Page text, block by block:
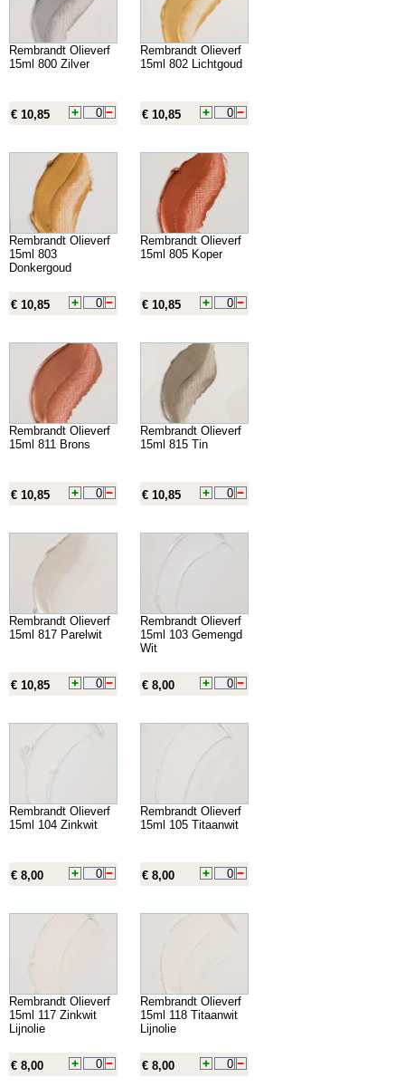
Rembrandt Olieverf
15ml 800 Zilver
€ 10,85
Rembrandt Olieverf
15ml 802 Lichtgoud
€ 10,85
Rembrandt Olieverf
15ml 803
Donkergoud
€ 10,85
Rembrandt Olieverf
15ml 805 Koper
€ 10,85
Rembrandt Olieverf
15ml 811 Brons
€ 10,85
Rembrandt Olieverf
15ml 815 Tin
€ 10,85
Rembrandt Olieverf
15ml 817 Parelwit
€ 10,85
Rembrandt Olieverf
15ml 103 Gemengd
Wit
€ 8,00
Rembrandt Olieverf
15ml 104 Zinkwit
€ 8,00
Rembrandt Olieverf
15ml 105 Titaanwit
€ 8,00
Rembrandt Olieverf
15ml 117 Zinkwit
Lijnolie
€ 8,00
Rembrandt Olieverf
15ml 118 Titaanwit
Lijnolie
€ 8,00